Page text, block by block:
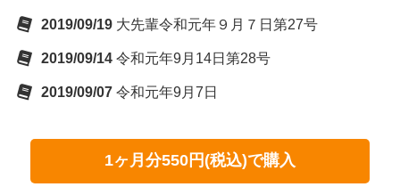
2019/09/19 大先輩令和元年９月７日第27号
2019/09/14 令和元年9月14日第28号
2019/09/07 令和元年9月7日
1ヶ月分550円(税込)で購入